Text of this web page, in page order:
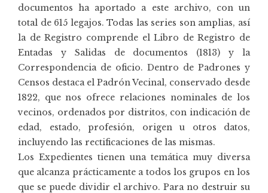
documentos ha aportado a este archivo, con un
total de 615 legajos. Todas las series son amplias, así
la de Registro comprende el Libro de Registro de
Entadas y Salidas de documentos (1813) y la
Correspondencia de oficio. Dentro de Padrones y
Censos destaca el Padrón Vecinal, conservado desde
1822, que nos ofrece relaciones nominales de los
vecinos, ordenados por distritos, con indicación de
edad, estado, profesión, origen u otros datos,
incluyendo las rectificaciones de las mismas.
Los Expedientes tienen una temática muy diversa
que alcanza prácticamente a todos los grupos en los
que se puede dividir el archivo. Para no destruir su